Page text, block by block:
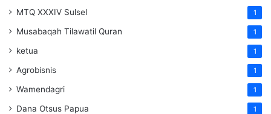
MTQ XXXIV Sulsel 1
Musabaqah Tilawatil Quran 1
ketua 1
Agrobisnis 1
Wamendagri 1
Dana Otsus Papua 1